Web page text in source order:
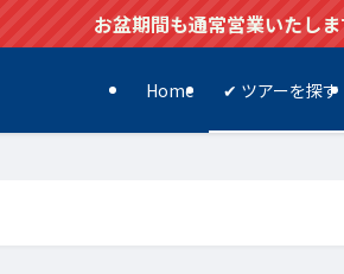
お盆期間も通常営業いたしま
Home ✔ ツアーを探す